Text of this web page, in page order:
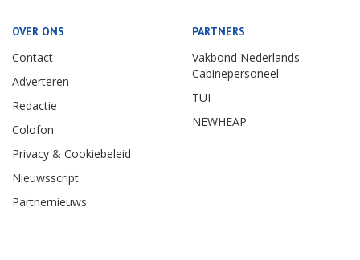
OVER ONS
Contact
Adverteren
Redactie
Colofon
Privacy & Cookiebeleid
Nieuwsscript
Partnernieuws
PARTNERS
Vakbond Nederlands
Cabinepersoneel
TUI
NEWHEAP